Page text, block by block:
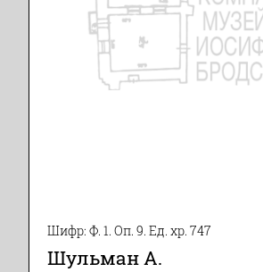
Шифр: Ф. 1. Оп. 9. Ед. хр. 747
Шульман А.